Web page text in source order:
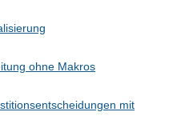
ohne Makros
mit